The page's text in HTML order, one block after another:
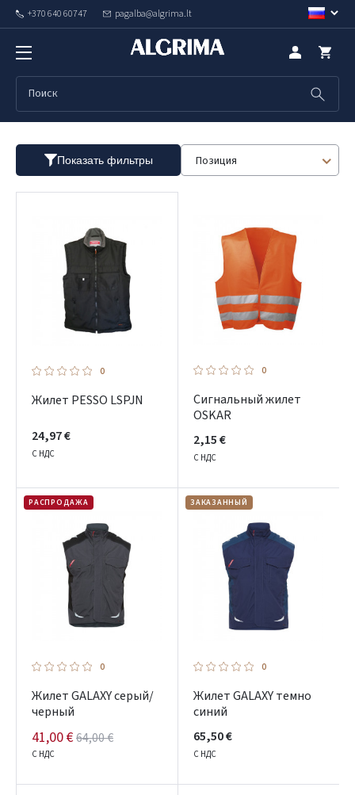
+370 640 60747 pagalba@algrima.lt
Показать фильтры Позиция
0
Жилет PESSO LSPJN
24,97 €
С НДС
0
Сигнальный жилет
OSKAR
2,15 €
С НДС
РАСПРОДАЖА
0
Жилет GALAXY серый/
черный
41,00 €64,00 €
С НДС
ЗАКАЗАННЫЙ
0
Жилет GALAXY темно
синий
65,50 €
С НДС